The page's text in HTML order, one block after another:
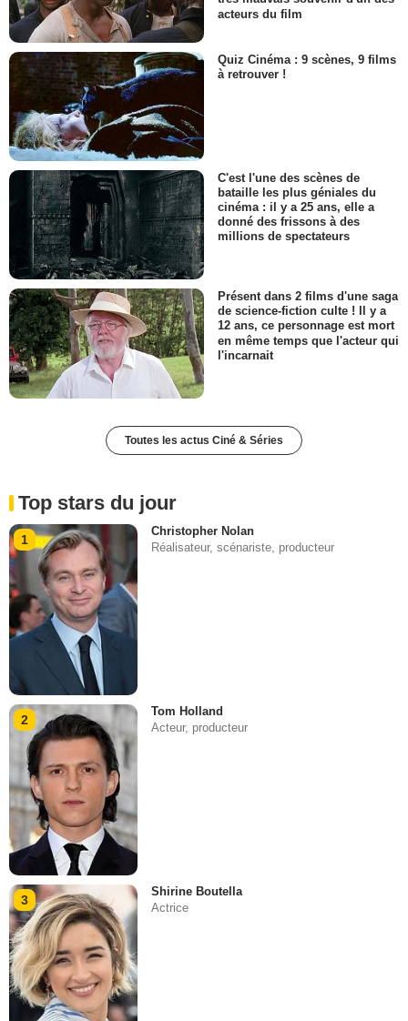
acteurs du film
Quiz Cinéma : 9 scènes, 9 films
à retrouver !
C'est l'une des scènes de
bataille les plus géniales du
cinéma : il y a 25 ans, elle a
donné des frissons à des
millions de spectateurs
Présent dans 2 films d'une saga
de science-fiction culte ! Il y a
12 ans, ce personnage est mort
en même temps que l'acteur qui
l'incarnait
Toutes les actus Ciné & Séries
Top stars du jour
1
Christopher Nolan
Réalisateur, scénariste, producteur
2
Tom Holland
Acteur, producteur
3
Shirine Boutella
Actrice